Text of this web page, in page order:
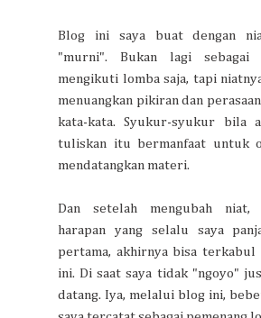
Blog ini saya buat dengan
"murni". Bukan lagi sebagai
mengikuti lomba saja, tapi
menuangkan pikiran dan
kata-kata. Syukur-syukur bila
tuliskan itu bermanfaat untuk
mendatangkan materi.
Dan setelah mengubah niat,
harapan yang selalu saya
pertama, akhirnya bisa
ini. Di saat saya tidak "ngoyo"
datang. Iya, melalui blog ini,